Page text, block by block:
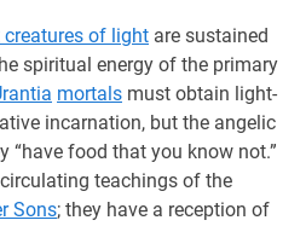
of light are sustained
spiritual energy of the primary
mortals must obtain light-
incarnation, but the angelic
“have food that you know not.”
teachings of the
Sons; they have a reception of